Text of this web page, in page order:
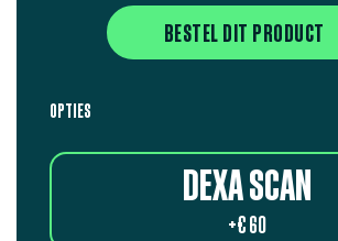
BESTEL DIT PRODUCT
OPTIES
DEXA SCAN
+€ 60